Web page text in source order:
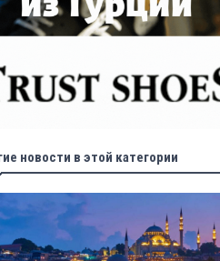
новости в этой категории